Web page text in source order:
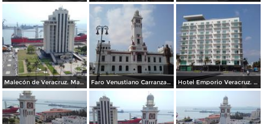
Malecón de Veracruz. Mayo/2018 Faro Venustiano Carranza. Mayo/2018 Hotel Emporio Veracruz. Mayo/2018